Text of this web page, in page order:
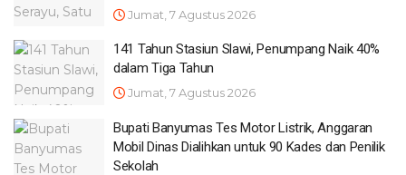
Jumat, 7 Agustus 2026
141 Tahun Stasiun Slawi, Penumpang Naik 40%
dalam Tiga Tahun
Jumat, 7 Agustus 2026
Bupati Banyumas Tes Motor Listrik, Anggaran
Mobil Dinas Dialihkan untuk 90 Kades dan Penilik
Sekolah